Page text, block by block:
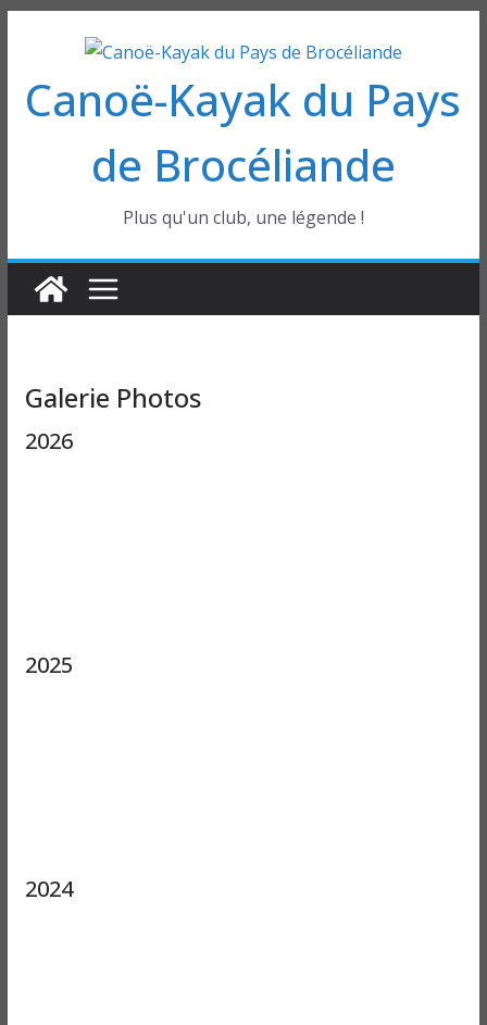
contenu
Canoë-Kayak du Pays
de Brocéliande
Plus qu'un club, une légende !
Galerie Photos
2026
2025
2024